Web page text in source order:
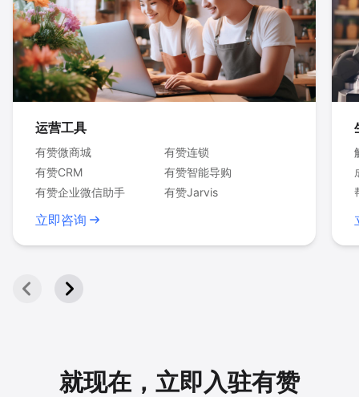
运营工具
有赞微商城
有赞连锁
有赞CRM
有赞智能导购
有赞企业微信助手
有赞Jarvis
立即咨询
就现在，立即入驻有赞